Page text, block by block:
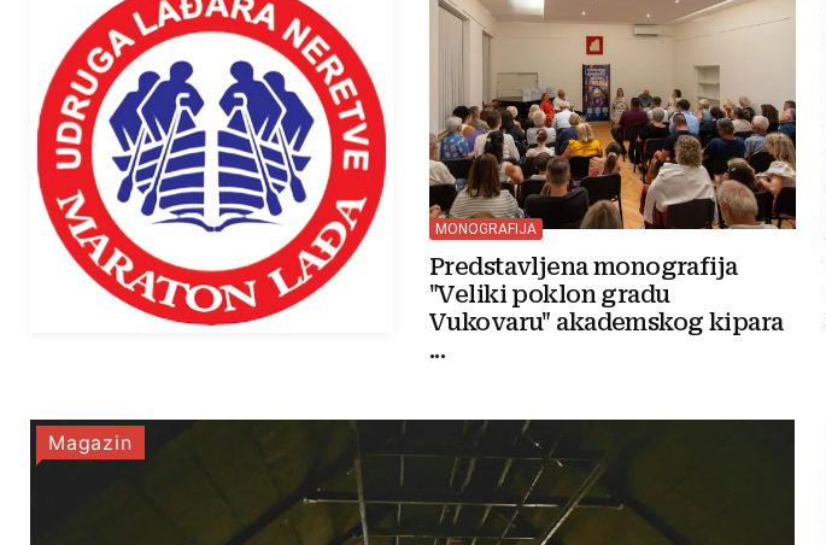
MONOGRAFIJA
Predstavljena monografija
"Veliki poklon gradu
Vukovaru" akademskog kipara
...
Magazin